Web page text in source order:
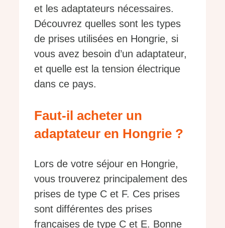
et les adaptateurs nécessaires.
Découvrez quelles sont les types
de prises utilisées en Hongrie, si
vous avez besoin d’un adaptateur,
et quelle est la tension électrique
dans ce pays.
Faut-il acheter un
adaptateur en Hongrie ?
Lors de votre séjour en Hongrie,
vous trouverez principalement des
prises de type C et F. Ces prises
sont différentes des prises
françaises de type C et E. Bonne